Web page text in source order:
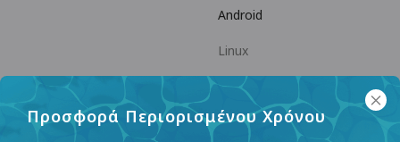
Προσφορά Περιορισμένου Χρόνου
Android
Linux
Android TV
Κέντρο Βοήθειας Συνεργασία